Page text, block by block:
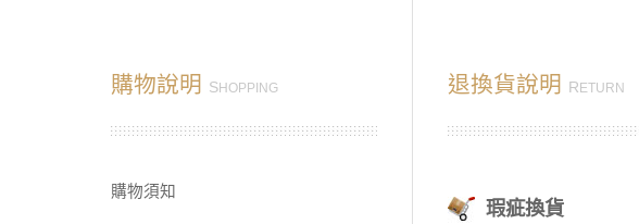
購物說明 SHOPPING
購物須知
退換貨說明 R ETURN
瑕疵換貨